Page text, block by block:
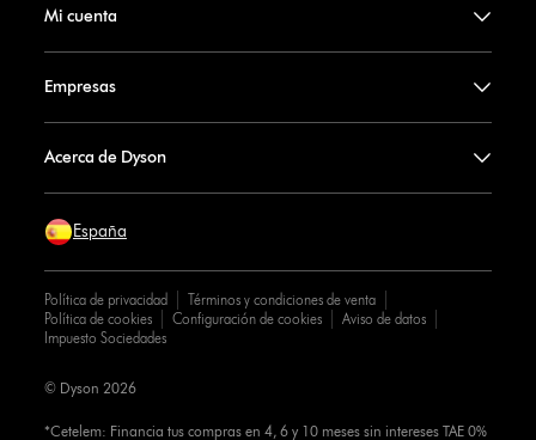
Mi cuenta
Empresas
Acerca de Dyson
España
Política de privacidad
Términos y condiciones de venta
Política de cookies
Configuración de cookies
Aviso de datos
Impuesto Sociedades
*Cetelem: Financia tus compras en 4, 6 y 10 meses sin intereses TAE 0%
© Dyson 2026